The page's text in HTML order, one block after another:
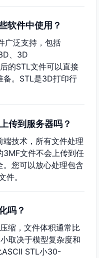
软件中使用？
广泛支持，包括
、3D
的STL文件可以直接
备。STL是3D打印行
传到服务器吗？
技术，所有文件处理
3MF文件不会上传到任
您可以放心处理包含
件。
吗？
缩，文件体积通常比
取决于模型复杂度和
ASCII STL小30-